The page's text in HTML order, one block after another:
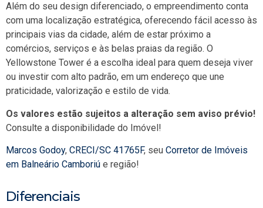
Além do seu design diferenciado, o empreendimento conta
com uma localização estratégica, oferecendo fácil acesso às
principais vias da cidade, além de estar próximo a
comércios, serviços e às belas praias da região. O
Yellowstone Tower é a escolha ideal para quem deseja viver
ou investir com alto padrão, em um endereço que une
praticidade, valorização e estilo de vida.
Os valores estão sujeitos a alteração sem aviso prévio!
Consulte a disponibilidade do Imóvel!
Marcos Godoy, CRECI/SC 41765F, seu Corretor de Imóveis
em Balneário Camboriú e região!
Diferenciais